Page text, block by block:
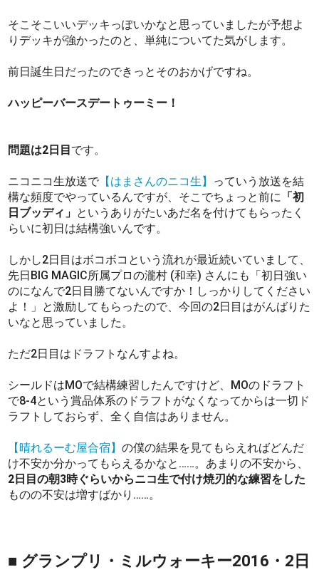
そこそこいいデッキっぽいかなと思っていましたが予想よ
りデッキが強かったのと、単純についてた気がします。
前日誕生日だったのできっとそのおかげですね。
ハッピーバースデートゥーミー！
問題は2日目です。
ニコニコ生放送で 【はまさんのニコ生】 っていう放送を結
構な頻度でやっているんですが、そこでちょっと前に 「初
日ブッディ」 というありがたいあだ名を付けてもらったく
らいに初日は結構強いんです。
しかし2日目はボコボコという流れが最近続いていまして、
先日BIG MAGIC所属プロの瀧村 (和幸) さんにも「初日強い
のになんで2日目勝てないんですか！しっかりしてください
よ！」と激励してもらったので、今回の2日目はがんばりた
いなと思っていました。
ただ2日目はドラフトなんすよね。
シールドはMOで結構練習したんですけど、MOのドラフト
で8-4という賞品体系のドラフトがなくなってからは一切ド
ラフトしておらず、全く自信はありません。
【晴れるーむ屋合宿】の僕の結果を見てもらえればどんだ
け不安か分かってもらえるかなと……。あまりの不安から、
2日目の朝3時ぐらいからニコ生で付け焼刃的な練習をした
ものの不安は増すばかり……。
■ グランプリ・ミルウォーキー2016・2日